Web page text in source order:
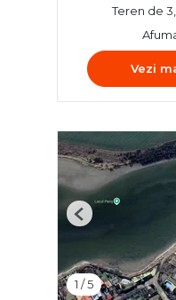
Teren de
Vezi
1 /5
Previous